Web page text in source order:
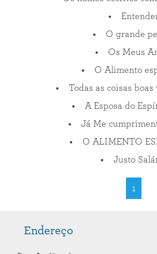
O grande
Os Meus
O Alimento
Todas as coisas boas
A Esposa do
Já Me
O ALIMENTO
Justo
1
Endereço